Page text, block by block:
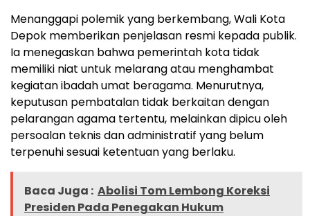
Menanggapi polemik yang berkembang, Wali Kota
Depok memberikan penjelasan resmi kepada publik.
Ia menegaskan bahwa pemerintah kota tidak
memiliki niat untuk melarang atau menghambat
kegiatan ibadah umat beragama. Menurutnya,
keputusan pembatalan tidak berkaitan dengan
pelarangan agama tertentu, melainkan dipicu oleh
persoalan teknis dan administratif yang belum
terpenuhi sesuai ketentuan yang berlaku.
Baca Juga : Abolisi Tom Lembong Koreksi
Presiden Pada Penegakan Hukum